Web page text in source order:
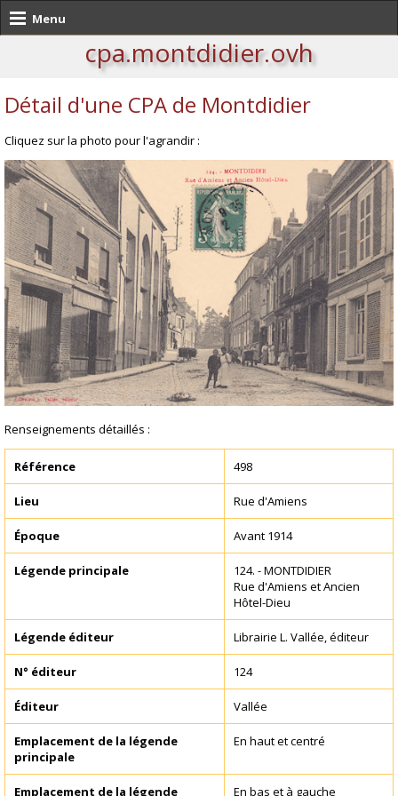
Menu
cpa.montdidier.ovh
Détail d'une CPA de Montdidier
Cliquez sur la photo pour l'agrandir :
Renseignements détaillés :
Référence 498
Lieu Rue d'Amiens
Époque Avant 1914
Légende principale
124. - MONTDIDIER
Rue d'Amiens et Ancien
Hôtel-Dieu
Légende éditeur Librairie L. Vallée, éditeur
N° éditeur 124
Éditeur Vallée
Emplacement de la légende
principale
En haut et centré
Emplacement de la légende En bas et à gauche